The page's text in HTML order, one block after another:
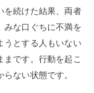
を続けた結果、両者
みな口ぐちに不満を
うとする人もいない
です。行動を起こ
ない状態です。